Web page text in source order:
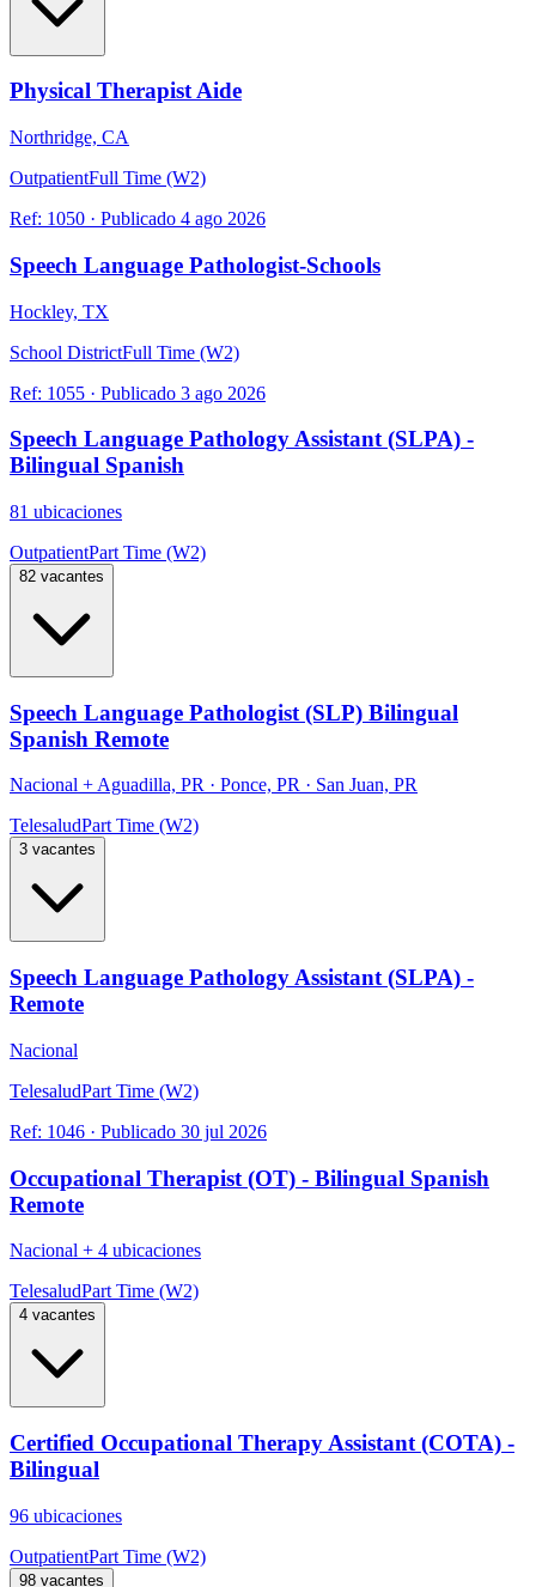
Physical Therapist Aide
Northridge, CA
OutpatientFull Time (W2)
Ref: 1050 · Publicado 4 ago 2026
Speech Language Pathologist-Schools
Hockley, TX
School DistrictFull Time (W2)
Ref: 1055 · Publicado 3 ago 2026
Speech Language Pathology Assistant (SLPA) -
Bilingual Spanish
81 ubicaciones
OutpatientPart Time (W2)
82 vacantes
Speech Language Pathologist (SLP) Bilingual
Spanish Remote
Nacional + Aguadilla, PR · Ponce, PR · San Juan, PR
TelesaludPart Time (W2)
3 vacantes
Speech Language Pathology Assistant (SLPA) -
Remote
Nacional
TelesaludPart Time (W2)
Ref: 1046 · Publicado 30 jul 2026
Occupational Therapist (OT) - Bilingual Spanish
Remote
Nacional + 4 ubicaciones
TelesaludPart Time (W2)
4 vacantes
Certified Occupational Therapy Assistant (COTA) -
Bilingual
96 ubicaciones
OutpatientPart Time (W2)
98 vacantes